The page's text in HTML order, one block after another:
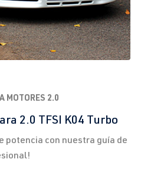
(Tipo 13) |
de
2017
2.0 TFSI
(EA113)
CDLA| 265
CV (195 kW)
de
CDLK | 280
MOTORES 2.0
2.0 TFSI K04 Turbo
potencia con nuestra guía de